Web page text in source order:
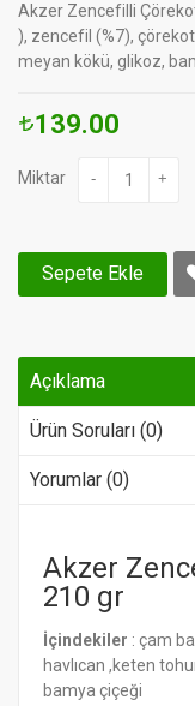
Akzer Zencefilli
), zencefil (%7),
meyan kökü, glikoz,
139.00
Miktar - +
Sepete Ekle
Açıklama
Ürün Soruları (0)
Yorumlar (0)
Akzer
210 gr
İçindekiler : çam
havlıcan ,keten
bamya çiçeği